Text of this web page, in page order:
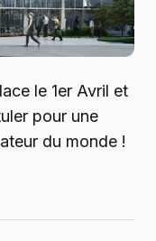
le 1er Avril et
pour une
du monde !